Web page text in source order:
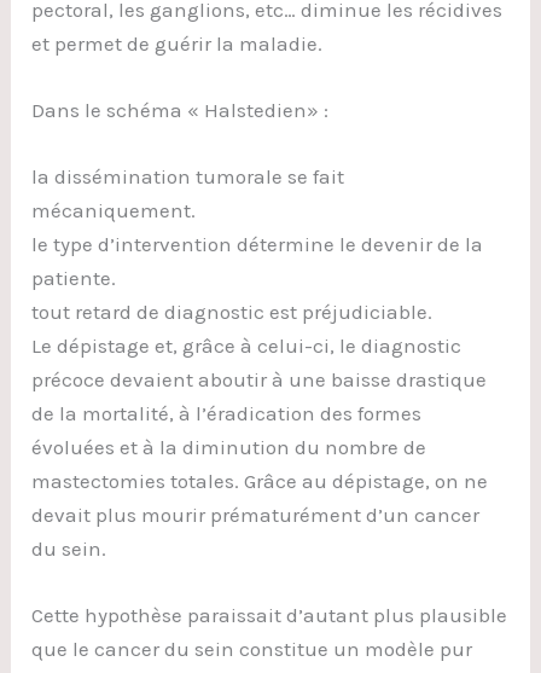
pectoral, les ganglions, etc… diminue les récidives
et permet de guérir la maladie.
Dans le schéma « Halstedien» :
la dissémination tumorale se fait
mécaniquement.
le type d’intervention détermine le devenir de la
patiente.
tout retard de diagnostic est préjudiciable.
Le dépistage et, grâce à celui-ci, le diagnostic
précoce devaient aboutir à une baisse drastique
de la mortalité, à l’éradication des formes
évoluées et à la diminution du nombre de
mastectomies totales. Grâce au dépistage, on ne
devait plus mourir prématurément d’un cancer
du sein.
Cette hypothèse paraissait d’autant plus plausible
que le cancer du sein constitue un modèle pur